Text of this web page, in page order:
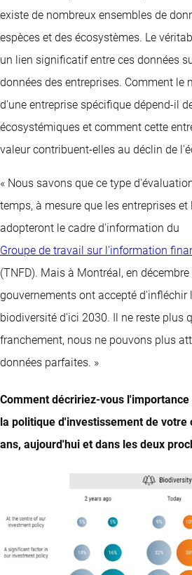
existe de nombreux ensembles de
espèces et des écosystèmes. Le
un lien significatif entre ces données
données des entreprises. Comment le
d'une entreprise spécifique dépend-il
écosystémiques et comment cette
valeur contribuent-elles au déclin de
« Nous savons que ce type
temps, à mesure que les entreprises
adopteront le cadre d'information du
Groupe de travail sur l'information
(TNFD). Mais à Montréal, en
gouvernements ont accepté d'infléchir
biodiversité d'ici 2030. Il ne reste plus
franchement, nous ne pouvons plus
données parfaites. »
Comment décririez-vous
la politique d'investissement de votre
ans, aujourd'hui et dans les deux